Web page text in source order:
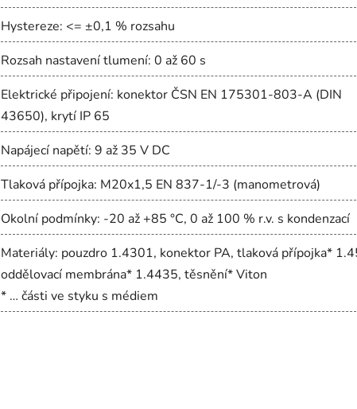
Hystereze: <= ±0,1 % rozsahu
Rozsah nastavení tlumení: 0 až 60 s
Elektrické připojení: konektor ČSN EN 175301-803-A (DIN
43650), krytí IP 65
Napájecí napětí: 9 až 35 V DC
Tlaková přípojka: M20x1,5 EN 837-1/-3 (manometrová)
Okolní podmínky: -20 až +85 °C, 0 až 100 % r.v. s kondenzací
Materiály: pouzdro 1.4301, konektor PA, tlaková přípojka*
oddělovací membrána* 1.4435, těsnění* Viton
* … části ve styku s médiem